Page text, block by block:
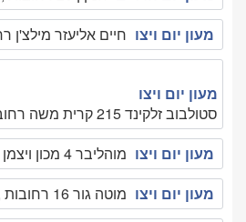
מעון יום ויצו חיים אליעזר מילצ'ן רחובות ,
מעון יום ויצו
סטולבוב זלקינד 215 קרית משה רחובות , 089468941
מעון יום ויצו מוהליבר 4 מכון ויצמן רחובות , 089342131
מעון יום ויצו מוטה גור 16 רחובות , 089348039